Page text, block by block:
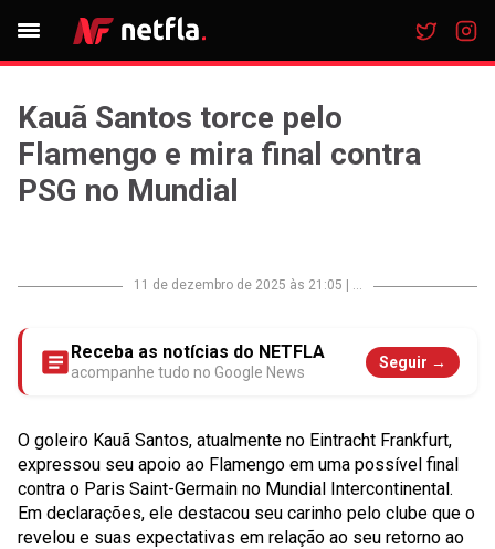
Kauã Santos torce pelo
Flamengo e mira final contra
PSG no Mundial
11 de dezembro de 2025 às 21:05 ...
Receba as notícias do NETFLA
acompanhe tudo no Google News
Seguir →
O goleiro Kauã Santos, atualmente no Eintracht Frankfurt,
expressou seu apoio ao Flamengo em uma possível final
contra o Paris Saint-Germain no Mundial Intercontinental.
Em declarações, ele destacou seu carinho pelo clube que o
revelou e suas expectativas em relação ao seu retorno ao